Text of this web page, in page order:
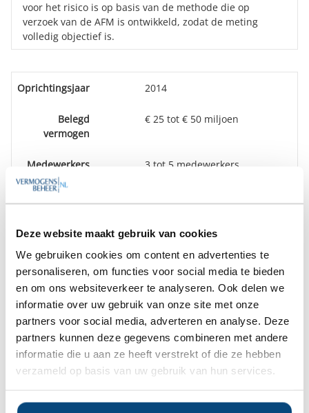
Deze website maakt gebruik van cookies
We gebruiken cookies om content en advertenties te
personaliseren, om functies voor social media te bieden
en om ons websiteverkeer te analyseren. Ook delen we
informatie over uw gebruik van onze site met onze
partners voor social media, adverteren en analyse. Deze
partners kunnen deze gegevens combineren met andere
informatie die u aan ze heeft verstrekt of die ze hebben
verzameld op basis van uw gebruik van hun services.
voor het risico is op basis van de methode die op
verzoek van de AFM is ontwikkeld, zodat de meting
volledig objectief is.
Oprichtingsjaar 2014
Belegd
vermogen
€ 25 tot € 50 miljoen
Medewerkers 3 tot 5 medewerkers
van de Geschillencommissie als
BINDEND te aanvaarden.
Vestiging(en) Rotterdam
Nieuws over Efidenz Capital Management
Efidenz in zee met IBS Asset Management 25 maart 2019